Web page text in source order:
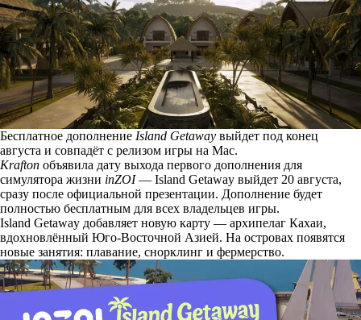
Бесплатное дополнение Island Getaway выйдет под конец
августа и совпадёт с релизом игры на Mac.
Krafton объявила дату выхода первого дополнения для
симулятора жизни inZOI— Island Getaway выйдет 20 августа,
сразу после официальной презентации. Дополнение будет
полностью бесплатным для всех владельцев игры.
Island Getaway добавляет новую карту — архипелаг Кахаи,
вдохновлённый Юго-Восточной Азией. На островах появятся
новые занятия: плавание, снорклинг и фермерство.